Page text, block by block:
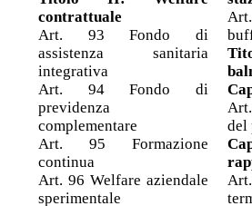
contrattuale
Art. 93 Fondo di
assistenza sanitaria
integrativa
Art. 94 Fondo di
previdenza
complementare
Art. 95 Formazione
continua
Art. 96 Welfare aziendale
sperimentale
del